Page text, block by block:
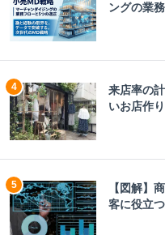
ングの業
来店率の
いお店作
【図解】
客に役立